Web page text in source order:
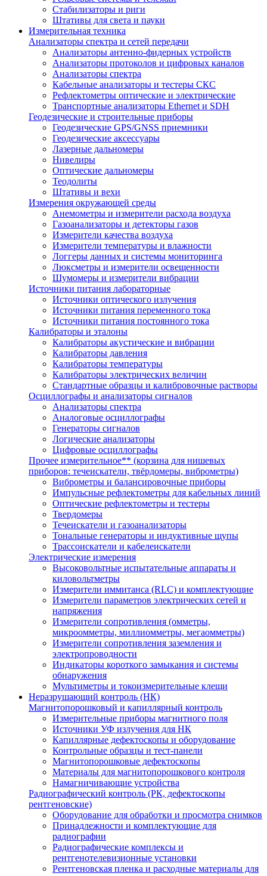
Стабилизаторы и риги
Штативы для света и пауки
Измерительная техника
Анализаторы спектра и сетей передачи
Анализаторы антенно-фидерных устройств
Анализаторы протоколов и цифровых каналов
Анализаторы спектра
Кабельные анализаторы и тестеры СКС
Рефлектометры оптические и электрические
Транспортные анализаторы Ethernet и SDH
Геодезические и строительные приборы
Геодезические GPS/GNSS приемники
Геодезические аксессуары
Лазерные дальномеры
Нивелиры
Оптические дальномеры
Теодолиты
Штативы и вехи
Измерения окружающей среды
Анемометры и измерители расхода воздуха
Газоанализаторы и детекторы газов
Измерители качества воздуха
Измерители температуры и влажности
Логгеры данных и системы мониторинга
Люксметры и измерители освещенности
Шумомеры и измерители вибрации
Источники питания лабораторные
Источники оптического излучения
Источники питания переменного тока
Источники питания постоянного тока
Калибраторы и эталоны
Калибраторы акустические и вибрации
Калибраторы давления
Калибраторы температуры
Калибраторы электрических величин
Стандартные образцы и калибровочные растворы
Осциллографы и анализаторы сигналов
Анализаторы спектра
Аналоговые осциллографы
Генераторы сигналов
Логические анализаторы
Цифровые осциллографы
Прочее измерительное** (корзина для нишевых
приборов: течеискатели, твёрдомеры, виброметры)
Виброметры и балансировочные приборы
Импульсные рефлектометры для кабельных линий
Оптические рефлектометры и тестеры
Твердомеры
Течеискатели и газоанализаторы
Тональные генераторы и индуктивные щупы
Трассоискатели и кабелеискатели
Электрические измерения
Высоковольтные испытательные аппараты и
киловольтметры
Измерители иммитанса (RLC) и комплектующие
Измерители параметров электрических сетей и
напряжения
Измерители сопротивления (омметры,
микроомметры, миллиомметры, мегаомметры)
Измерители сопротивления заземления и
электропроводности
Индикаторы короткого замыкания и системы
обнаружения
Мультиметры и токоизмерительные клещи
Неразрушающий контроль (НК)
Магнитопорошковый и капиллярный контроль
Измерительные приборы магнитного поля
Источники УФ излучения для НК
Капиллярные дефектоскопы и оборудование
Контрольные образцы и тест-панели
Магнитопорошковые дефектоскопы
Материалы для магнитопорошкового контроля
Намагничивающие устройства
Радиографический контроль (РК, дефектоскопы
рентгеновские)
Оборудование для обработки и просмотра снимков
Принадлежности и комплектующие для
радиографии
Радиографические комплексы и
рентгенотелевизионные установки
Рентгеновская пленка и расходные материалы для